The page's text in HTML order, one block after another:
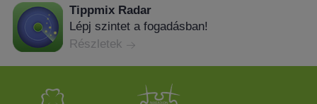
Tippmix Radar
Lépj szintet a fogadásban!
Részletek